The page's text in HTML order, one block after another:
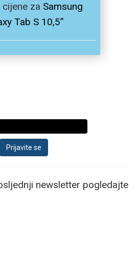
Novi flagship preklopni
mobitel sada nosi ime
Samsung Galaxy Z
otklopljeni zaslon
zadržava omjer stranica
i dijagonalu od
Samsung ističe kako je
za Samsung
Tab S 10,5”
newsletter pogledajte